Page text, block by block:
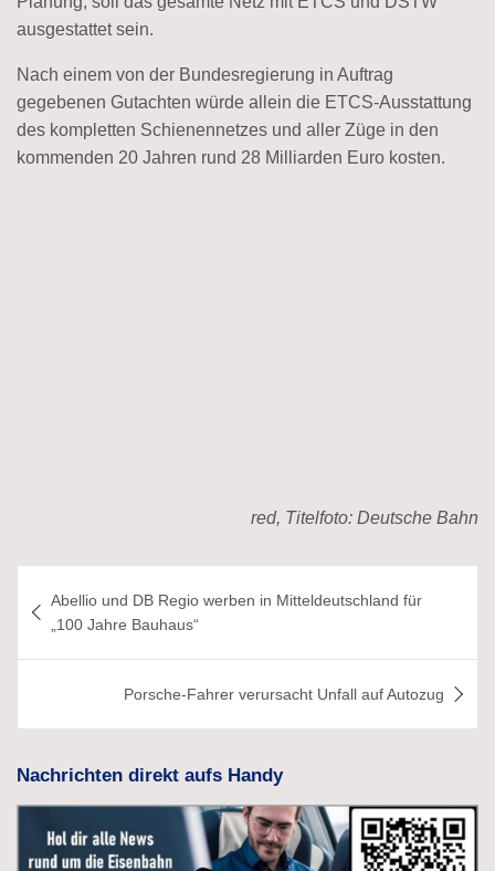
ausgestattet sein.
Nach einem von der Bundesregierung in Auftrag
gegebenen Gutachten würde allein die ETCS-Ausstattung
des kompletten Schienennetzes und aller Züge in den
kommenden 20 Jahren rund 28 Milliarden Euro kosten.
red, Titelfoto: Deutsche Bahn
Abellio und DB Regio werben in Mitteldeutschland für
„100 Jahre Bauhaus“
Porsche-Fahrer verursacht Unfall auf Autozug
Nachrichten direkt aufs Handy